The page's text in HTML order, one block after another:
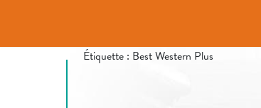
Info
Étiquette : Best Western Plus